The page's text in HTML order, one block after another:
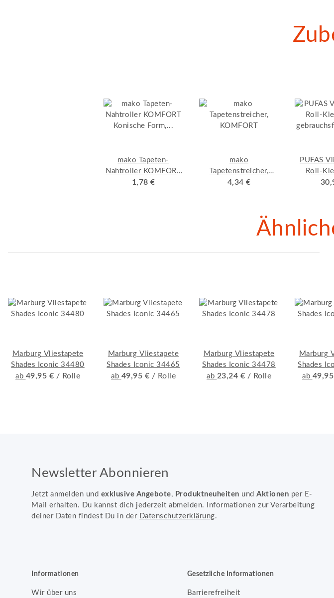
mako Tapeten-
Nahtroller KOMFORT
Konische Form,
1,78 €
mako
Tapetenstreicher,
KOMFORT
4,34 €
PUFAS
Roll-
Marburg Vliestapete
Shades Iconic 34480
ab 49,95 € / Rolle
Marburg Vliestapete
Shades Iconic 34465
ab 49,95 € / Rolle
Marburg Vliestapete
Shades Iconic 34478
ab 23,24 € / Rolle
Marburg
Shades
ab
Newsletter Abonnieren
Jetzt anmelden und exklusive Angebote, Produktneuheiten und Aktionen per E-
Mail erhalten. Du kannst dich jederzeit abmelden. Informationen zur Verarbeitung
deiner Daten findest Du in der Datenschutzerklärung.
Informationen
Wir über uns
Gesetzliche Informationen
Barrierefreiheit